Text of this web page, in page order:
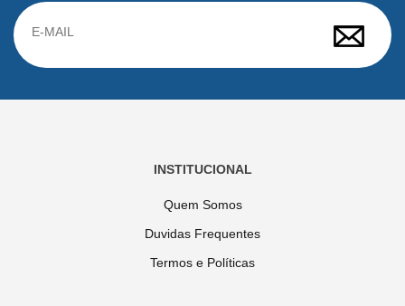
INSTITUCIONAL
Quem Somos
Duvidas Frequentes
Termos e Políticas